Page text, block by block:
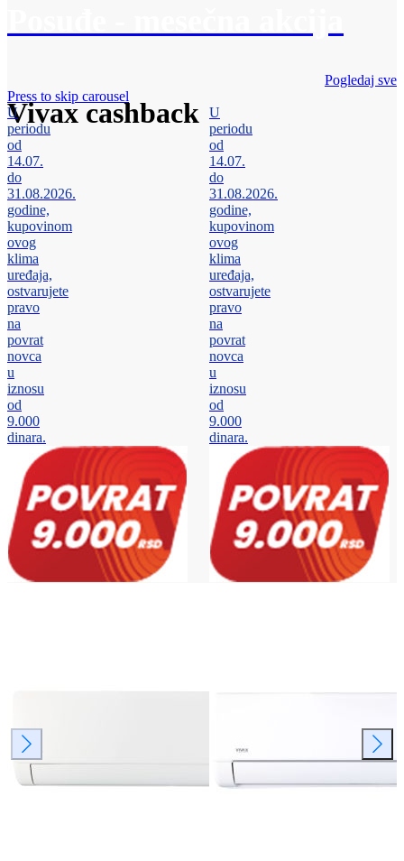
Vivax cashback
Pogledaj sve
Press to skip carousel
U
periodu
od
14.07.
do
31.08.2026.
godine,
kupovinom
ovog
klima
uređaja,
ostvarujete
pravo
na
povrat
novca
u
iznosu
od
9.000
dinara.
U
periodu
od
14.07.
do
31.08.2026.
godine,
kupovinom
ovog
klima
uređaja,
ostvarujete
pravo
na
povrat
novca
u
iznosu
od
9.000
dinara.